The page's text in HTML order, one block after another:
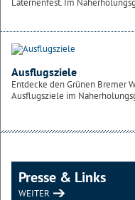
Laternenfest. Im
Ausflugsziele
Entdecke den Grünen Bremer
Ausflugsziele im
Presse & Links
WEITER